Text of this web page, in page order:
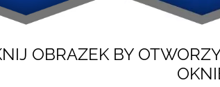
OBRAZEK BY